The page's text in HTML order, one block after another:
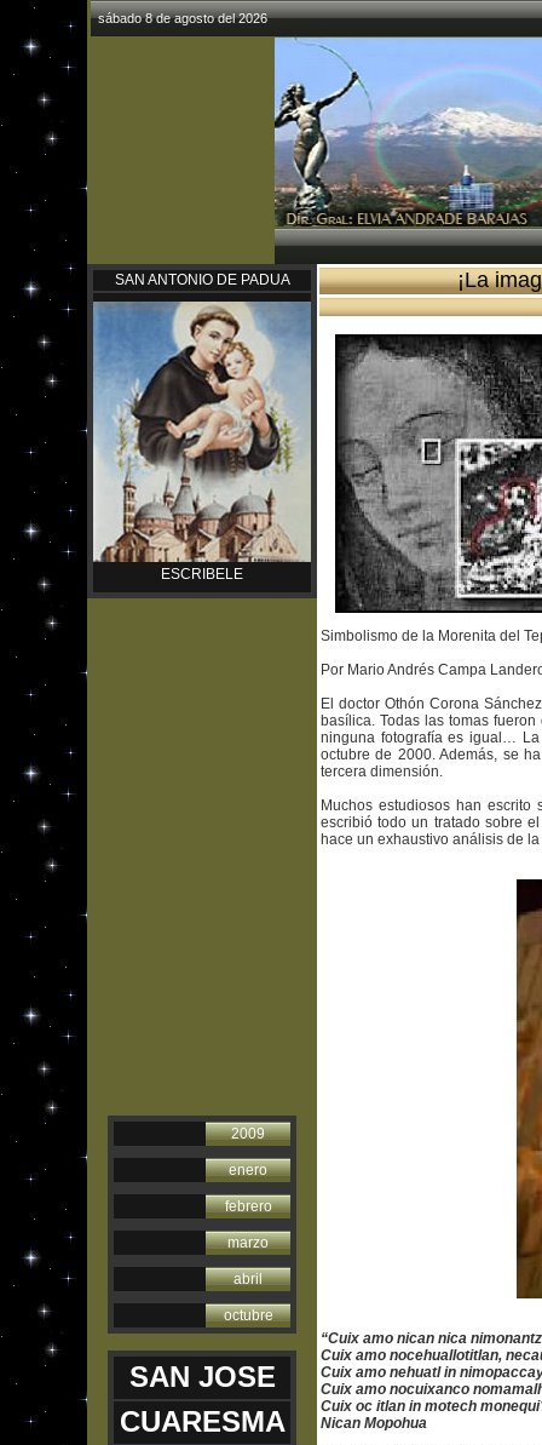
sábado 8 de agosto del 2026
SAN ANTONIO DE PADUA
ESCRIBELE
2009
enero
febrero
marzo
abril
octubre
SAN JOSE
CUARESMA
¡La
Simbolismo de la Morenita del
Por Mario Andrés Campa
El doctor Othón Corona
basílica. Todas las tomas
ninguna fotografía es igual… La
octubre de 2000. Además, se
tercera dimensión.
Muchos estudiosos han
escribió todo un tratado sobre
hace un exhaustivo análisis de la
“Cuix amo nican nica
Cuix amo nocehuallotitlan,
Cuix amo nehuatl in
Cuix amo nocuixanco
Cuix oc itlan in motech
Nican Mopohua